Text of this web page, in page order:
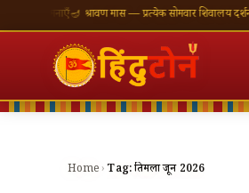
🪔 श्रावण मास — प्रत्येक सोमवार शिवालय दर्शन का
Home › Tag:तिरुमला जून 2026